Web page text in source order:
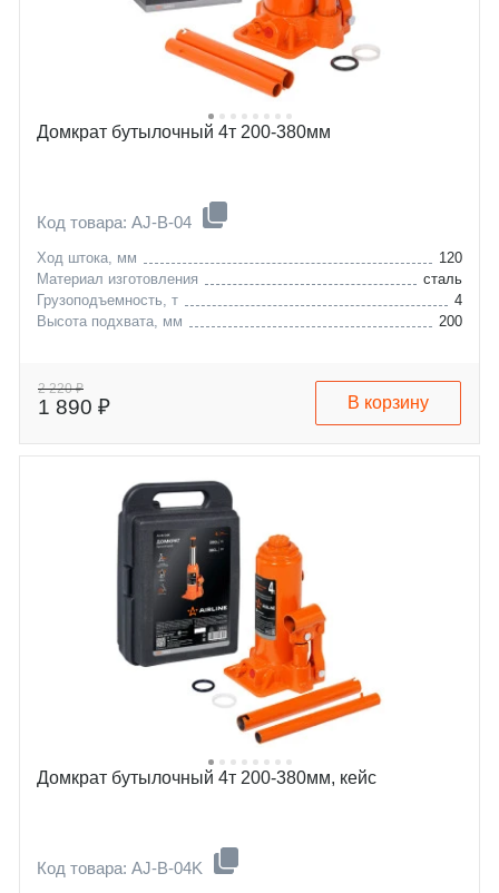
Домкрат бутылочный 4т 200-380мм
Код товара: AJ-B-04
Ход штока, мм
120
Материал изготовления
сталь
Грузоподъемность, т
4
Высота подхвата, мм
200
2 220 ₽
1 890 ₽ В корзину
Домкрат бутылочный 4т 200-380мм, кейс
Код товара: AJ-B-04K